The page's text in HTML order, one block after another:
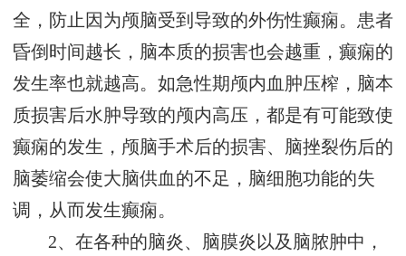
全，防止因为颅脑受到导致的外伤性癫痫。患者
昏倒时间越长，脑本质的损害也会越重，癫痫的
发生率也就越高。如急性期颅内血肿压榨，脑本
质损害后水肿导致的颅内高压，都是有可能致使
癫痫的发生，颅脑手术后的损害、脑挫裂伤后的
脑萎缩会使大脑供血的不足，脑细胞功能的失
调，从而发生癫痫。
2、在各种的脑炎、脑膜炎以及脑脓肿中，